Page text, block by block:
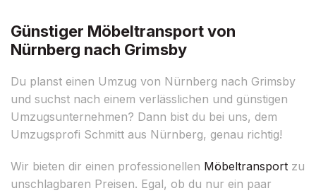
Günstiger Möbeltransport von
Nürnberg nach Grimsby
Du planst einen Umzug von Nürnberg nach Grimsby
und suchst nach einem verlässlichen und günstigen
Umzugsunternehmen? Dann bist du bei uns, dem
Umzugsprofi Schmitt aus Nürnberg, genau richtig!
Wir bieten dir einen professionellen Möbeltransport zu
unschlagbaren Preisen. Egal, ob du nur ein paar